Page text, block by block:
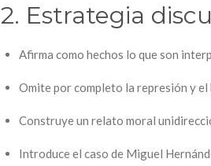
2. Estrategia
Afirma como hechos lo que son
Omite por completo la represión y el
Construye un relato moral
Introduce el caso de Miguel